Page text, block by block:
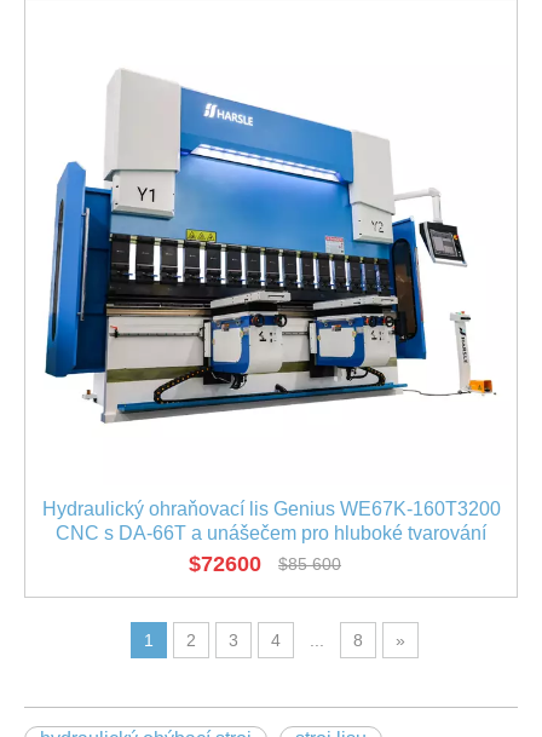
Hydraulický ohraňovací lis Genius WE67K-160T3200
CNC s DA-66T a unášečem pro hluboké tvarování
krabic
$72600 $85 600
1 2 3 4 8 »